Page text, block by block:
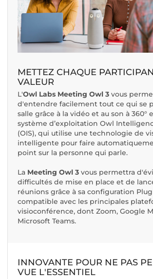
METTEZ CHAQUE
VALEUR
L'Owl Labs Meeting Owl 3 vous
d'entendre facilement tout ce qui se
salle grâce à la vidéo et au son à 360°
système d’exploitation Owl
(OIS), qui utilise une technologie de
intelligente pour faire
point sur la personne qui parle.
La Meeting Owl 3 vous permettra
difficultés de mise en place et de
réunions grâce à sa configuration
compatible avec les principales
visioconférence, dont Zoom, Google
Microsoft Teams.
INNOVANTE POUR NE PAS
VUE L'ESSENTIEL